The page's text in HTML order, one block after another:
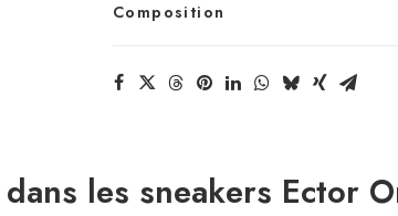
Composition
les sneakers Ector